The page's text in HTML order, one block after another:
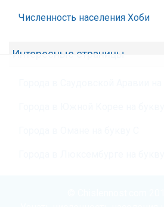
Численность населения Хоби
Интересные страницы